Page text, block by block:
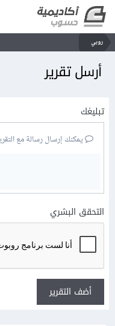
روبي
أرسل تقرير
تبليغك
يمكنك إرسال رسالة مع
التحقق البشري
أضف التقرير